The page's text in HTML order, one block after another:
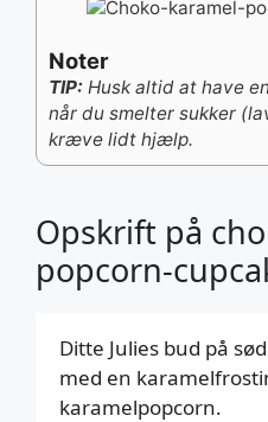
Opskrift på
popcorn-
Ditte Julies bud på
med en
karamelpopcorn.
Noter
TIP: Husk altid at have
når du smelter sukker
kræve lidt hjælp.